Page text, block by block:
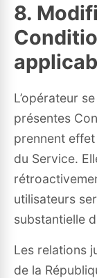
8.
L’opérateur
présentes
prennent
du Service.
utilisateurs
substantielle
Les relations
de la